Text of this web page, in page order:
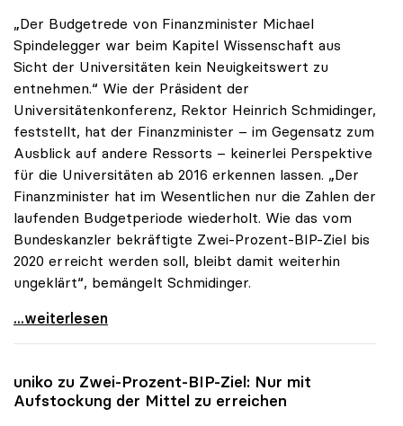
„Der Budgetrede von Finanzminister Michael
Spindelegger war beim Kapitel Wissenschaft aus
Sicht der Universitäten kein Neuigkeitswert zu
entnehmen.“ Wie der Präsident der
Universitätenkonferenz, Rektor Heinrich Schmidinger,
feststellt, hat der Finanzminister – im Gegensatz zum
Ausblick auf andere Ressorts – keinerlei Perspektive
für die Universitäten ab 2016 erkennen lassen. „Der
Finanzminister hat im Wesentlichen nur die Zahlen der
laufenden Budgetperiode wiederholt. Wie das vom
Bundeskanzler bekräftigte Zwei-Prozent-BIP-Ziel bis
2020 erreicht werden soll, bleibt damit weiterhin
ungeklärt“, bemängelt Schmidinger.
uniko zu Budgetrede: „Längerfristige Perspektive
...weiterlesen
uniko zu Zwei-Prozent-BIP-Ziel: Nur mit
Aufstockung der Mittel zu erreichen